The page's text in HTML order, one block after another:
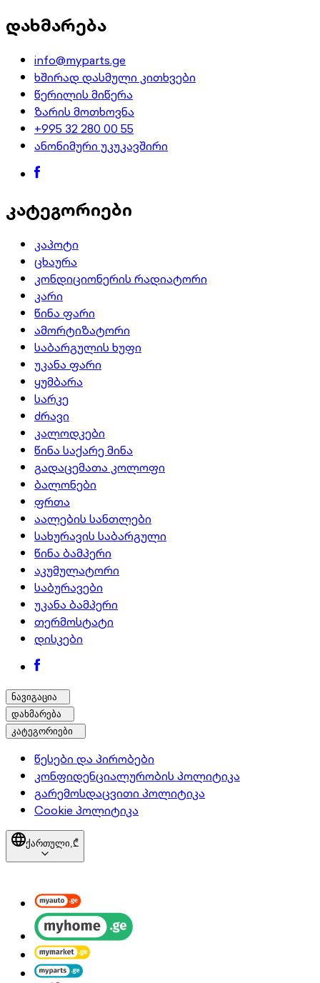
დახმარება
info@myparts.ge
ხშირად დასმული კითხვები
წერილის მიწერა
ზარის მოთხოვნა
+995 32 280 00 55
ანონიმური უკუკავშირი
კატეგორიები
კაპოტი
ცხაურა
კონდიციონერის რადიატორი
კარი
წინა ფარი
ამორტიზატორი
საბარგულის ხუფი
უკანა ფარი
ყუმბარა
სარკე
ძრავი
კალოდკები
წინა საქარე მინა
გადაცემათა კოლოფი
ბალონები
ფრთა
აალების სანთლები
სახურავის საბარგული
წინა ბამპერი
აკუმულატორი
საბურავები
უკანა ბამპერი
თერმოსტატი
დისკები
ნავიგაცია
დახმარება
კატეგორიები
წესები და პირობები
კონფიდენციალურობის პოლიტიკა
გარემოსდაცვითი პოლიტიკა
Cookie პოლიტიკა
ქართული,₾